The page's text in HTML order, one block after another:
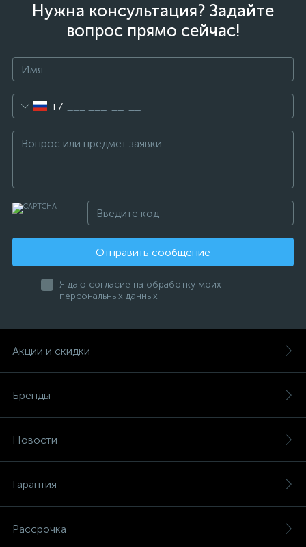
Нужна консультация? Задайте
вопрос прямо сейчас!
+7
Отправить сообщение
Я даю согласие на обработку моих
персональных данных
Акции и скидки
Бренды
Новости
Гарантия
Рассрочка